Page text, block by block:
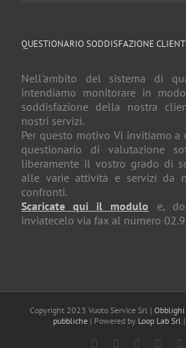
QUESTIONARIO SODDISFAZIONE
Nell'ambito del sistema di
intendiamo monitorare in
soddisfazione della nostra
nostri servizi.
Per questo motivo Vi invitiamo
questionario di valutazione
liberamente il vostro grado di
alle varie attività e servizi da
confronti.
Scaricate qui il modulo e,
inviatecelo via fax al numero
Copyright 2023 Vuoto Service Srl |
pubbliche | Powered by Loop Lab Srl
Facebook Twitter